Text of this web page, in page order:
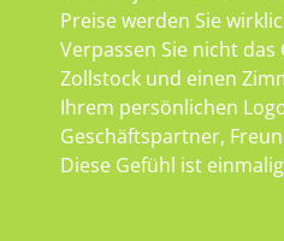
Preise werden Sie
Verpassen Sie nicht das
Zollstock und einen
Ihrem persönlichen
Geschäftspartner,
Diese Gefühl ist